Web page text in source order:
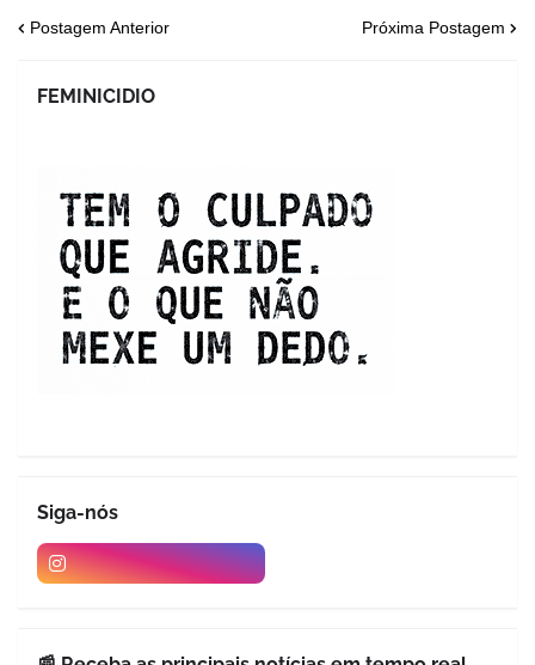
Postagem Anterior Próxima Postagem
FEMINICIDIO
Siga-nós